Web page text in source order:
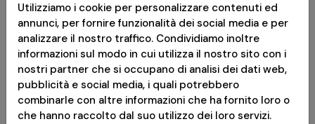
Disponibile Disponibile
Messaggio pubblicitario con finalità promozionale.Paga in 3
rate senza interessi è disponibile solo per acquisti idonei da €
30,00 a € 2.000,00. L'idoneità a Paga in 3 rate è soggetta ad
approvazione da parte di PayPal (Europe) S.à r.l. et Cie, S.C.A.,
che è il creditore. TAEG 0%. Prima di fare domanda, consulta il
Utilizziamo i cookie per personalizzare contenuti ed
annunci, per fornire funzionalità dei social media e per
analizzare il nostro traffico. Condividiamo inoltre
informazioni sul modo in cui utilizza il nostro sito con i
nostri partner che si occupano di analisi dei dati web,
pubblicità e social media, i quali potrebbero
combinarle con altre informazioni che ha fornito loro o
che hanno raccolto dal suo utilizzo dei loro servizi.